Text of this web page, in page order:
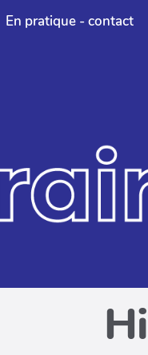
En pratique - contact